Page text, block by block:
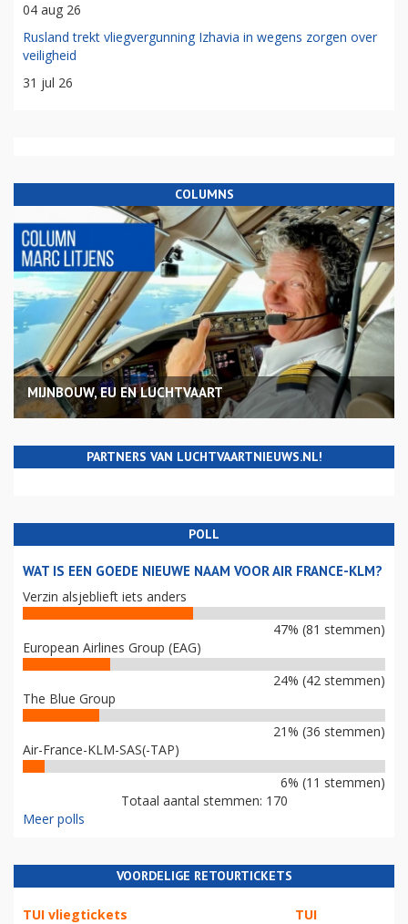
04 aug 26
Rusland trekt vliegvergunning Izhavia in wegens zorgen over
veiligheid
31 jul 26
COLUMNS
MIJNBOUW, EU EN LUCHTVAART
PARTNERS VAN LUCHTVAARTNIEUWS.NL!
POLL
WAT IS EEN GOEDE NIEUWE NAAM VOOR AIR FRANCE-KLM?
Verzin alsjeblieft iets anders
47% (81 stemmen)
European Airlines Group (EAG)
24% (42 stemmen)
The Blue Group
21% (36 stemmen)
Air-France-KLM-SAS(-TAP)
6% (11 stemmen)
Totaal aantal stemmen: 170
Meer polls
VOORDELIGE RETOURTICKETS
TUI vliegtickets TUI